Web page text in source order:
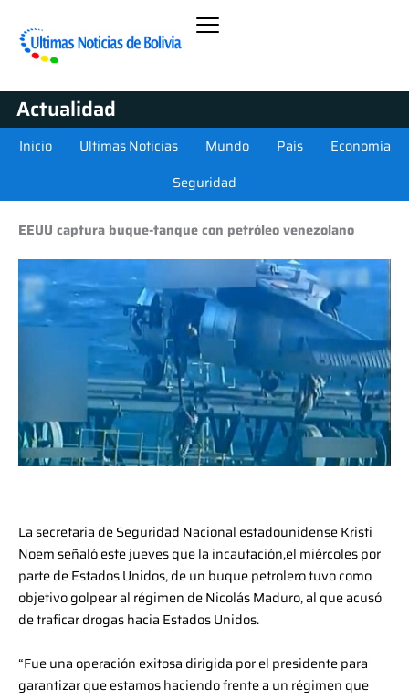
Actualidad
Inicio Ultimas Noticias Mundo País
Economía
Seguridad
EEUU captura buque-tanque con petróleo venezolano
La secretaria de Seguridad Nacional estadounidense Kristi
Noem señaló este jueves que la incautación,el miércoles por
parte de Estados Unidos, de un buque petrolero tuvo como
objetivo golpear al régimen de Nicolás Maduro, al que acusó
de traficar drogas hacia Estados Unidos.
“Fue una operación exitosa dirigida por el presidente para
garantizar que estamos haciendo frente a un régimen que